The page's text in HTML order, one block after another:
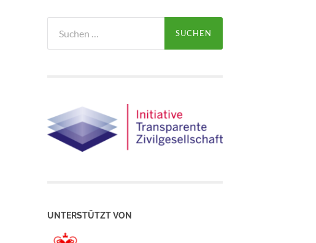
nach:
UNTERSTÜTZT VON